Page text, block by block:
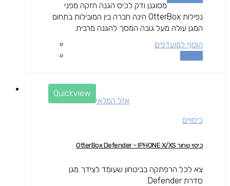
מסוגנן ודק לכיס הגנה חזקה מפני
נפילות OtterBox הינה חברה בין המובילות בתחום
המגן עולה מעל גובה המסך להגנה מרבית.
הוסף למועדפים
Quickview
אזל המלאי
כיסויים
כיסוי שחור OtterBox Defender – IPHONE X/XS
צא לכל הרפתקה בביטחון שעומד לצידך מגן
סדרת Defender.